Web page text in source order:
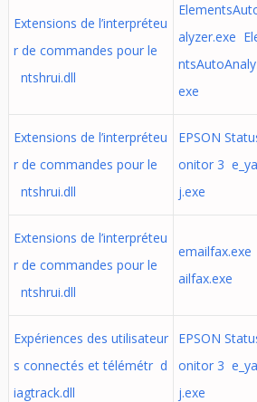
Extensions de l’interpréteu
r de commandes pour le
ntshrui.dll
alyzer.exe
exe
Extensions de l’interpréteu
r de commandes pour le
ntshrui.dll
EPSON
onitor 3
j.exe
Extensions de l’interpréteu
r de commandes pour le
ntshrui.dll
ailfax.exe
Expériences des utilisateur
s connectés et télémétr d
iagtrack.dll
EPSON
onitor 3
j.exe